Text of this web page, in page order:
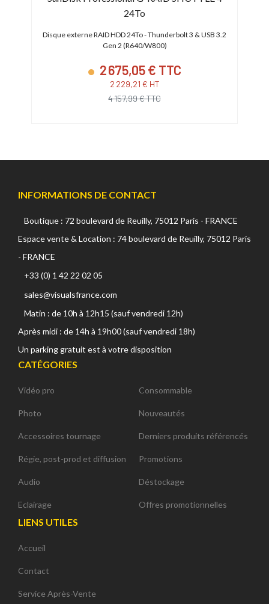
24To
Disque externe RAID HDD 24To - Thunderbolt 3 & USB 3.2
Gen 2 (R640/W800)
2 675,05 € TTC
2 229,21 € HT
4 157,99 € TTC
INFORMATIONS DE CONTACT
Boutique : 72 boulevard de Reuilly, 75012 Paris - FRANCE
Espace vente & Location : 74 boulevard de Reuilly, 75012 Paris
- FRANCE
+33 (0) 1 42 22 02 05
sales@visualsfrance.com
Matin : de 10h à 12h15 (sauf vendredi 12h)
Après midi : de 14h à 19h00 (sauf vendredi 18h)
Un parking gratuit est à votre disposition
CATÉGORIES
Vidéo pro
Photo
Accessoires tournage
Régie, post-prod et diffusion
Audio
Eclairage
Consommable
Nouveautés
Derniers produits référencés
Promotions
Déstockage
Offres promotionnelles
LIENS UTILES
Accueil
Contact
Service Après-Vente